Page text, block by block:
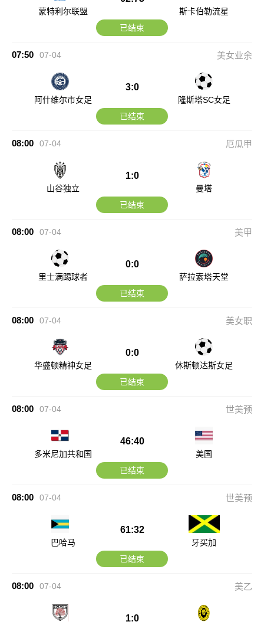
蒙特利尔联盟
斯卡伯勒流星
已结束
07:50 07-04 美女业余
阿什维尔市女足
3:0
隆斯塔SC女足
已结束
08:00 07-04 厄瓜甲
山谷独立
1:0
曼塔
已结束
08:00 07-04 美甲
里士满踢球者
0:0
萨拉索塔天堂
已结束
08:00 07-04 美女职
华盛顿精神女足
0:0
休斯顿达斯女足
已结束
08:00 07-04 世美预
多米尼加共和国
46:40
美国
已结束
08:00 07-04 世美预
巴哈马
61:32
牙买加
已结束
08:00 07-04 美乙
1:0